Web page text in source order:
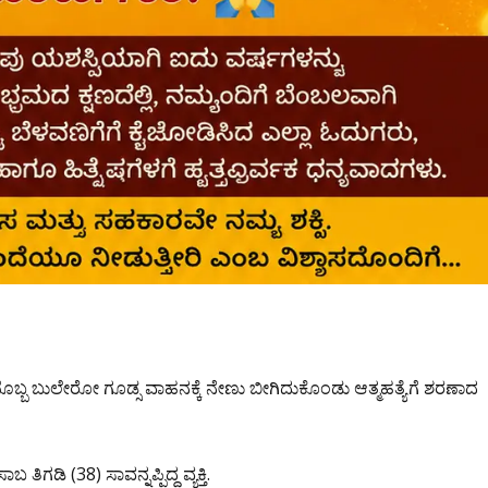
ಬುಲೇರೋ ಗೂಡ್ಸ ವಾಹನಕ್ಕೆ ನೇಣು ಬೀಗಿದುಕೊಂಡು ಆತ್ಮಹತ್ಯೆಗೆ ಶರಣಾದ
(38) ಸಾವನ್ನಪ್ಪಿದ್ದ ವ್ಯಕ್ತಿ.